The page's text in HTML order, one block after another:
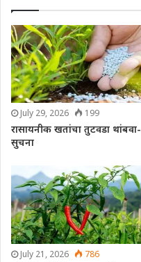
July 29, 2026 199
रासायनीक खतांचा तुटवडा थांबवा-
सुचना
July 21, 2026 786